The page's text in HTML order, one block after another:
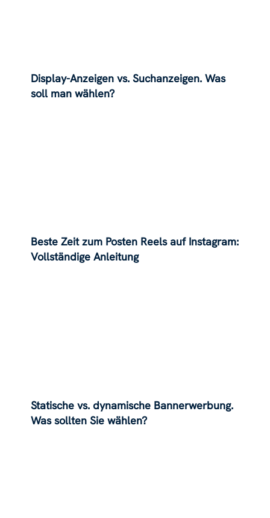
Display-Anzeigen vs. Suchanzeigen. Was
soll man wählen?
Beste Zeit zum Posten Reels auf Instagram:
Vollständige Anleitung
Statische vs. dynamische Bannerwerbung.
Was sollten Sie wählen?